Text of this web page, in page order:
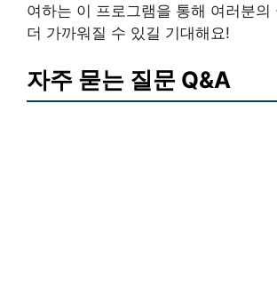
여하는 이 프로그램을 통해 여러분의
더 가까워질 수 있길 기대해요!
자주 묻는 질문 Q&A